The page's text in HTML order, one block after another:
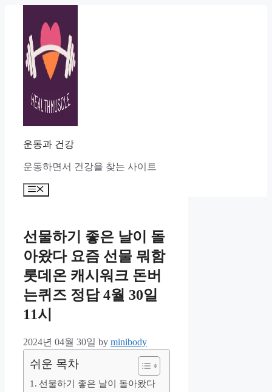
운동과 건강
운동하면서 건강을 찾는 사이트
Menu
선물하기 좋은 날이 돌
아왔다 요즘 선물 뭐함
롯데온 캐시워크 돈버
는퀴즈 정답 4월 30일
11시
2024년 04월 30일 by minibody
쉬운 목차
선물하기 좋은 날이 돌아왔다